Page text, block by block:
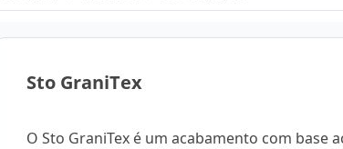
Sto GraniTex
O Sto GraniTex é um acabamento com base